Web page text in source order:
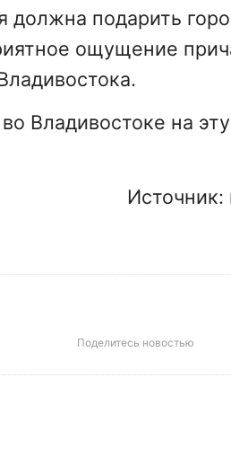
должна подарить
ощущение
во Владивостоке на
Источник:
Поделитесь новостью